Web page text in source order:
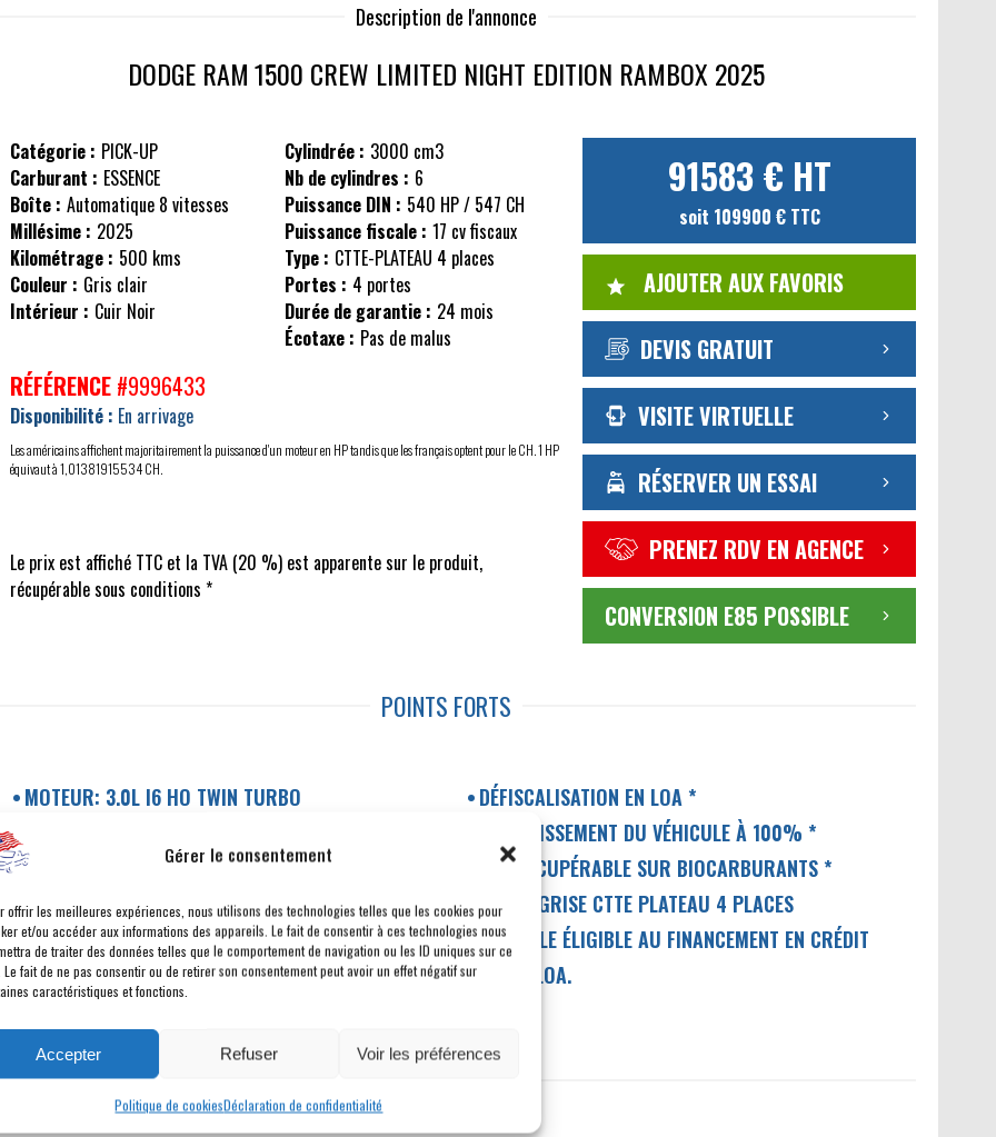
Gérer le consentement
offrir les meilleures expériences, nous utilisons des technologies telles que les cookies pour
et/ou accéder aux informations des appareils. Le fait de consentir à ces technologies nous
de traiter des données telles que le comportement de navigation ou les ID uniques sur ce
Le fait de ne pas consentir ou de retirer son consentement peut avoir un effet négatif sur
caractéristiques et fonctions.
Accepter Refuser Voir les préférences
Politique de cookiesDéclaration de confidentialité
Description de l'annonce
DODGE RAM1500 CREW LIMITED NIGHT EDITION RAMBOX 2025
Catégorie : PICK-UP
Carburant : ESSENCE
Boîte : Automatique 8 vitesses
Millésime : 2025
Kilométrage : 500 kms
Couleur : Gris clair
Intérieur : Cuir Noir
Cylindrée : 3000 cm3
Nb de cylindres : 6
Puissance DIN : 540 HP / 547 CH
Puissance fiscale : 17 cv fiscaux
Type : CTTE-PLATEAU 4 places
Portes : 4 portes
Durée de garantie : 24 mois
Écotaxe : Pas de malus
RÉFÉRENCE#9996433
Disponibilité : En arrivage
Les américains affichent majoritairement la puissance d'un moteur en HP tandis que les français optent pour le CH. 1 HP
équivaut à 1,01381915534 CH.
Le prix est affiché TTC et la TVA (20 %) est apparente sur le produit,
récupérable sous conditions *
91583 € HT
soit 109900 € TTC
AJOUTER AUX FAVORIS
DEVIS GRATUIT
VISITE VIRTUELLE
RÉSERVER UN ESSAI
PRENEZ RDV EN AGENCE
CONVERSION E85 POSSIBLE
POINTS FORTS
MOTEUR: 3.0L I6 HO TWIN TURBO
NIGHT EDITION
ÉCRAN INTERACTIF POUR LE PASSAGER AVANT
APPLE CARPLAY ET ANDROID AUTO SANS FIL
PAS DE TVS *
DÉFISCALISATION EN LOA *
AMORTISSEMENT DU VÉHICULE À 100% *
TVA RÉCUPÉRABLE SUR BIOCARBURANTS *
CARTE GRISE CTTE PLATEAU 4 PLACES
VÉHICULE ÉLIGIBLE AU FINANCEMENT EN CRÉDIT
BAIL / LOA.